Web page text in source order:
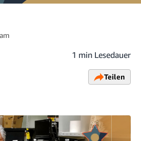
1 min Lesedauer
Teilen